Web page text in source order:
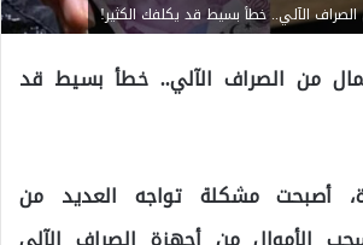
الآلي.. خطأ بسيط قد يكلفك الكثير!
من الصراف الآلي.. خطأ بسيط قد
أصبحت مشكلة تواجه العديد من